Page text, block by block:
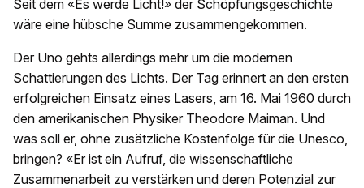
Seit dem «Es werde Licht!» der Schöpfungsgeschichte
wäre eine hübsche Summe zusammengekommen.
Der Uno gehts allerdings mehr um die modernen
Schattierungen des Lichts. Der Tag erinnert an den ersten
erfolgreichen Einsatz eines Lasers, am 16. Mai 1960 durch
den amerikanischen Physiker Theodore Maiman. Und
was soll er, ohne zusätzliche Kostenfolge für die Unesco,
bringen? «Er ist ein Aufruf, die wissenschaftliche
Zusammenarbeit zu verstärken und deren Potenzial zur